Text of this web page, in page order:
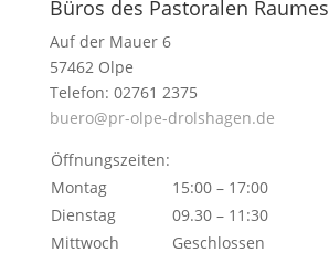
Büros des Pastoralen Raumes
Auf der Mauer 6
57462 Olpe
Telefon: 02761 2375
buero@pr-olpe-drolshagen.de
Öffnungszeiten:
Montag
15:00 – 17:00
Dienstag
09.30 – 11:30
Mittwoch
Geschlossen